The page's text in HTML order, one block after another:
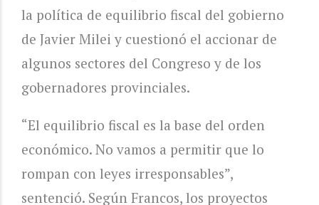
la política de equilibrio fiscal del gobierno
de Javier Milei y cuestionó el accionar de
algunos sectores del Congreso y de los
gobernadores provinciales.
“El equilibrio fiscal es la base del orden
económico. No vamos a permitir que lo
rompan con leyes irresponsables”,
sentenció. Según Francos, los proyectos